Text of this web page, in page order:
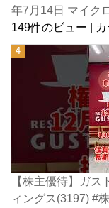
年7月14日 マイク
149件のビュー |
【株主優待】ガ
ィングス(3197) #